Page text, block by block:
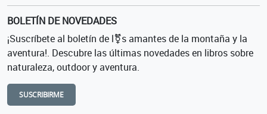
BOLETÍN DE NOVEDADES
¡Suscríbete al boletín de l⚧s amantes de la montaña y la
aventura!. Descubre las últimas novedades en libros sobre
naturaleza, outdoor y aventura.
SUSCRIBIRME